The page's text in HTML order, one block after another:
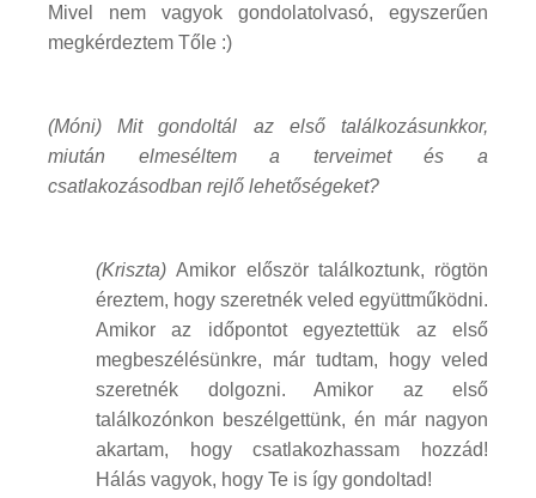
Mivel nem vagyok gondolatolvasó, egyszerűen
megkérdeztem Tőle :)
(Móni) Mit gondoltál az első találkozásunkkor,
miután elmeséltem a terveimet és a
csatlakozásodban rejlő lehetőségeket?
(Kriszta) Amikor először találkoztunk, rögtön
éreztem, hogy szeretnék veled együttműködni.
Amikor az időpontot egyeztettük az első
megbeszélésünkre, már tudtam, hogy veled
szeretnék dolgozni. Amikor az első
találkozónkon beszélgettünk, én már nagyon
akartam, hogy csatlakozhassam hozzád!
Hálás vagyok, hogy Te is így gondoltad!